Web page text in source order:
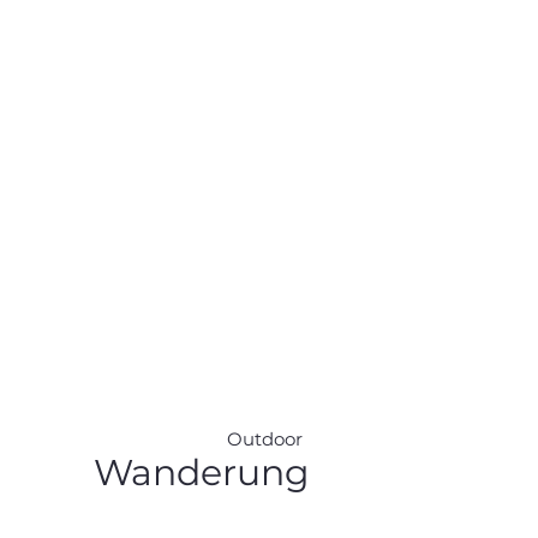
Outdoor
Wanderung